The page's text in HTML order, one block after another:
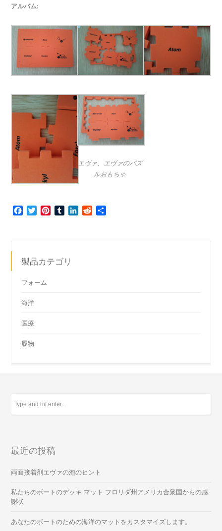
アルバム:
エヴァ、エヴァのパズ
ルおもちゃ
Facebook
TwitterPinterestTumblrLinkedInReddit
製品カテゴリ
フォーム
海洋
医療
履物
最近の投稿
両面接着剤エヴァの泡のヒント
私たちのボートのデッキ マット フロリダ州アメリカ合衆国からの感
謝状
あなたのボートのための海洋のマットをカスタマイズします。